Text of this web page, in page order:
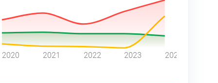
2020 2021 2022 2023 2024